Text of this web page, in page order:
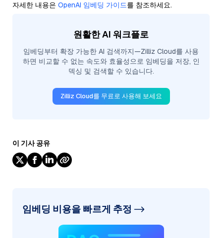
자세한 내용은 OpenAI 임베딩 가이드를 참조하세요.
원활한 AI 워크플로
임베딩부터 확장 가능한 AI 검색까지—Zilliz Cloud를 사용
하면 비교할 수 없는 속도와 효율성으로 임베딩을 저장, 인
덱싱 및 검색할 수 있습니다.
Zilliz Cloud를 무료로 사용해 보세요
이 기사 공유
임베딩 비용을 빠르게 추정